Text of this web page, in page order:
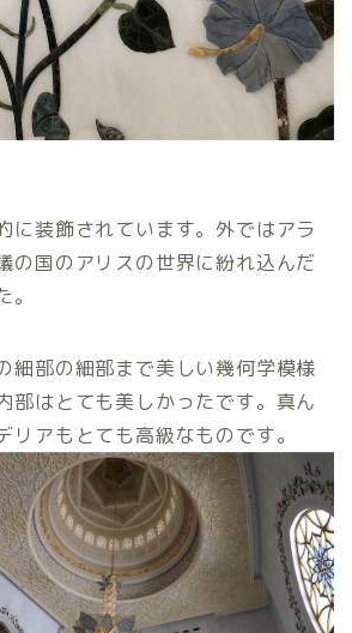
に装飾されています。外ではアラ
の国のアリスの世界に紛れ込んだ
細部の細部まで美しい幾何学模様
部はとても美しかったです。真ん
リアもとても高級なものです。